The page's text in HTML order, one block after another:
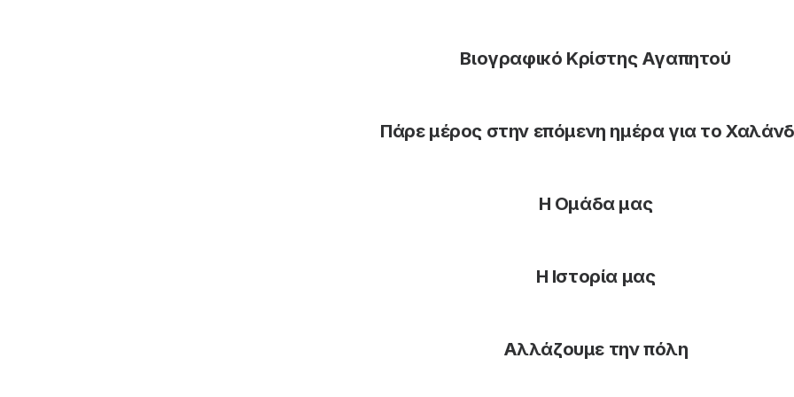
Βιογραφικό Κρίστης Αγαπητού
Πάρε μέρος στην επόμενη ημέρα για το
Η Ομάδα μας
Η Ιστορία μας
Αλλάζουμε την πόλη